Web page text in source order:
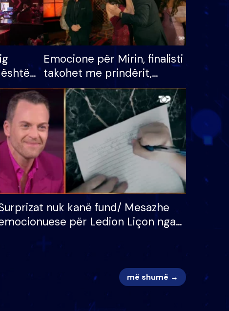
për
Emocione për Mirin, finalisti
takohet me prindërit,
vajzën dhe bashkëshorten:
S’kemi ndonjë letër divorci
apo jo?
nuk kanë fund/ Mesazhe
për Ledion Liçon nga
më shumë →